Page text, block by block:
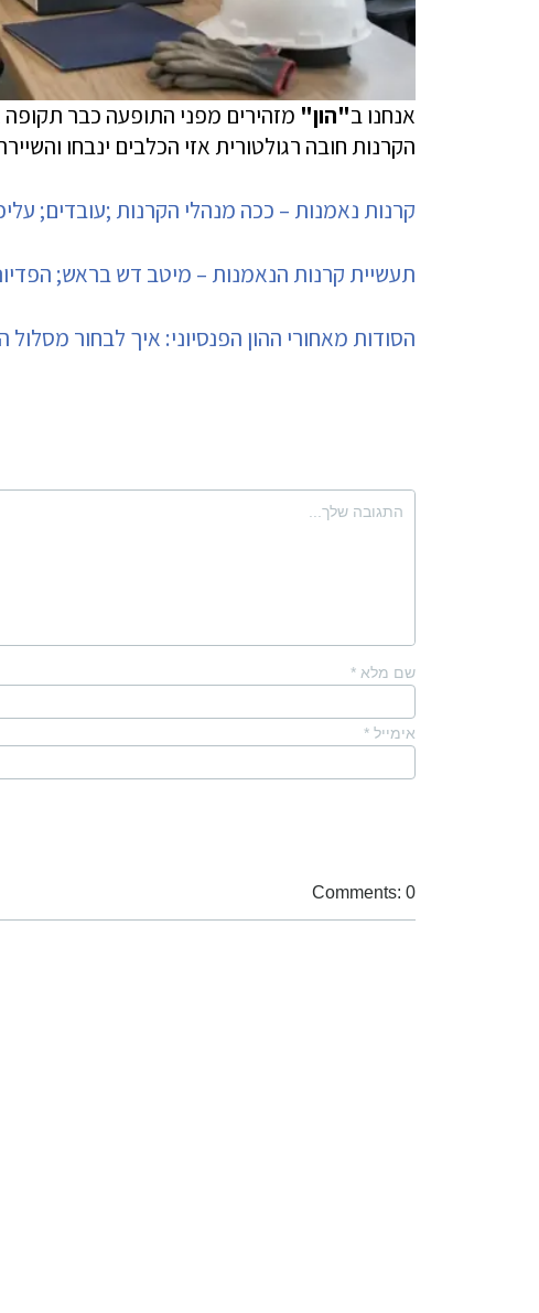
אנחנו ב"הון" מזהירים מפני התופעה כבר
הקרנות חובה רגולטורית אזי הכלבים ינבחו
קרנות נאמנות – ככה מנהלי הקרנות ;עובדים;
תעשיית קרנות הנאמנות – מיטב דש בראש;
הסודות מאחורי ההון הפנסיוני: איך לבחור
שם מלא *
אימייל *
Comments: 0